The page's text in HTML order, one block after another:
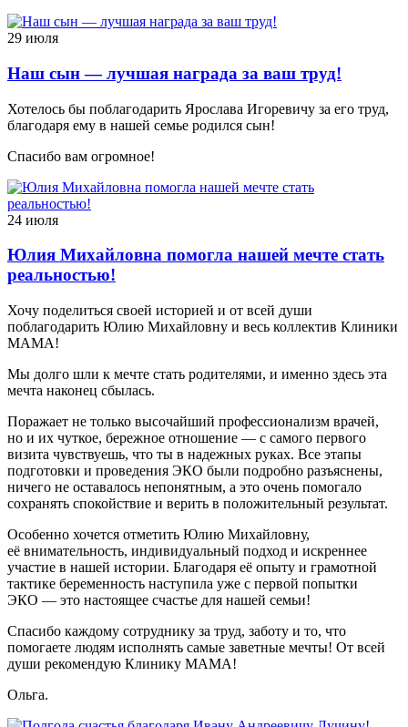
29 июля
Наш сын — лучшая награда за ваш труд!
Хотелось бы поблагодарить Ярослава Игоревичу за его труд,
благодаря ему в нашей семье родился сын!
Спасибо вам огромное!
24 июля
Юлия Михайловна помогла нашей мечте стать
реальностью!
Хочу поделиться своей историей и от всей души
поблагодарить Юлию Михайловну и весь коллектив Клиники
МАМА!
Мы долго шли к мечте стать родителями, и именно здесь эта
мечта наконец сбылась.
Поражает не только высочайший профессионализм врачей,
но и их чуткое, бережное отношение — с самого первого
визита чувствуешь, что ты в надежных руках. Все этапы
подготовки и проведения ЭКО были подробно разъяснены,
ничего не оставалось непонятным, а это очень помогало
сохранять спокойствие и верить в положительный результат.
Особенно хочется отметить Юлию Михайловну,
её внимательность, индивидуальный подход и искреннее
участие в нашей истории. Благодаря её опыту и грамотной
тактике беременность наступила уже с первой попытки
ЭКО — это настоящее счастье для нашей семьи!
Спасибо каждому сотруднику за труд, заботу и то, что
помогаете людям исполнять самые заветные мечты! От всей
души рекомендую Клинику МАМА!
Ольга.